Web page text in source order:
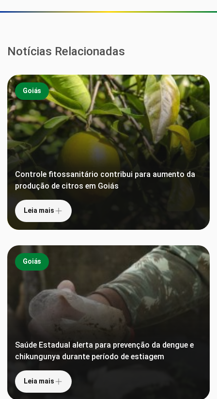
Notícias Relacionadas
Goiás
Controle fitossanitário contribui para aumento da
produção de citros em Goiás
Leia mais
Goiás
Saúde Estadual alerta para prevenção da dengue e
chikungunya durante período de estiagem
Leia mais